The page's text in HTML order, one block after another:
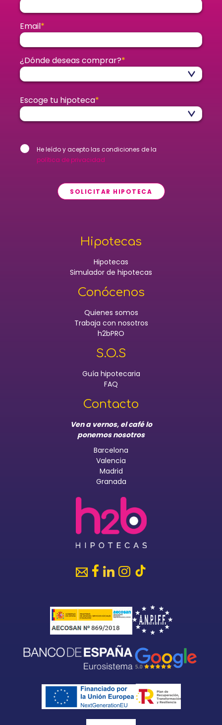
Email*
¿Dónde deseas comprar?*
Escoge tu hipoteca*
He leído y acepto las condiciones de la
política de privacidad
SOLICITAR HIPOTECA
Hipotecas
Hipotecas
Simulador de hipotecas
Conócenos
Quienes somos
Trabaja con nosotros
h2bPRO
S.O.S
Guía hipotecaria
FAQ
Contacto
Ven a vernos, el café lo
ponemos nosotros
Barcelona
Valencia
Madrid
Granada